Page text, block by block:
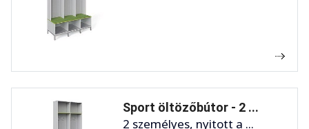
Sport öltözőbútor - 2 ...
2 személyes, nyitott a ...